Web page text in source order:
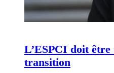
L’ESPCI doit être
transition